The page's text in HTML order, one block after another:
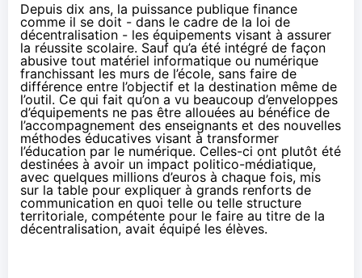
Depuis dix ans, la puissance publique finance
comme il se doit - dans le cadre de la loi de
décentralisation - les équipements visant à assurer
la réussite scolaire. Sauf qu’a été intégré de façon
abusive tout matériel informatique ou numérique
franchissant les murs de l’école, sans faire de
différence entre l’objectif et la destination même de
l’outil. Ce qui fait qu’on a vu beaucoup d’enveloppes
d’équipements ne pas être allouées au bénéfice de
l’accompagnement des enseignants et des nouvelles
méthodes éducatives visant à transformer
l’éducation par le numérique. Celles-ci ont plutôt été
destinées à avoir un impact politico-médiatique,
avec quelques millions d’euros à chaque fois, mis
sur la table pour expliquer à grands renforts de
communication en quoi telle ou telle structure
territoriale, compétente pour le faire au titre de la
décentralisation, avait équipé les élèves.